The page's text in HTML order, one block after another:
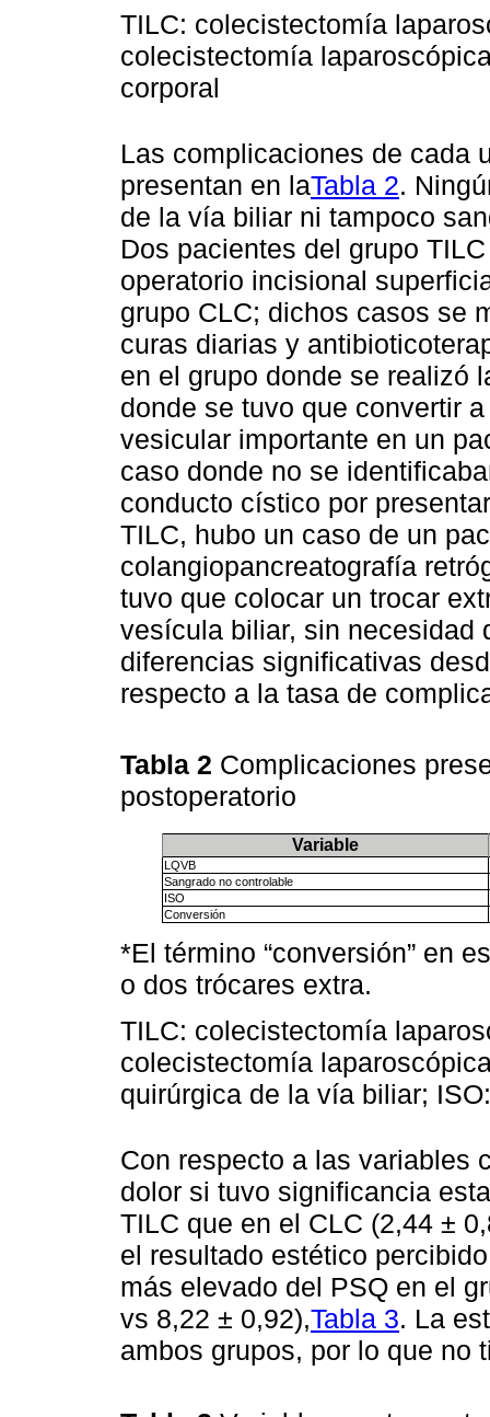
TILC: colecistectomía
colecistectomía
corporal
Las complicaciones de cada
presentan en laTabla 2.
de la vía biliar ni tampoco
Dos pacientes del grupo
operatorio incisional
grupo CLC; dichos casos se
curas diarias y
en el grupo donde se realizó
donde se tuvo que convertir
vesicular importante en un
caso donde no se
conducto cístico por
TILC, hubo un caso de un
colangiopancreatografía
tuvo que colocar un trocar
vesícula biliar, sin necesidad
diferencias significativas
respecto a la tasa de
Tabla 2 Complicaciones
postoperatorio
Variable
LQVB
Sangrado no controlable
ISO
Conversión
*El término “conversión” en
o dos trócares extra.
TILC: colecistectomía
colecistectomía
quirúrgica de la vía biliar;
Con respecto a las variables
dolor si tuvo significancia
TILC que en el CLC (2,44 ±
el resultado estético
más elevado del PSQ en el
vs 8,22 ± 0,92),Tabla 3. La
ambos grupos, por lo que no